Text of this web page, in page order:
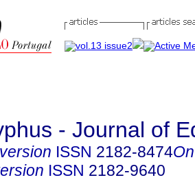
- Journal of
ISSN 2182-8474
ISSN 2182-9640